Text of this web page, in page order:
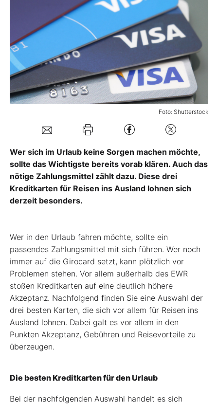
Mein B:O
Mein Konto
Folgen Sie uns
Foto: Shutterstock
Wer sich im Urlaub keine Sorgen machen möchte,
sollte das Wichtigste bereits vorab klären. Auch das
nötige Zahlungsmittel zählt dazu. Diese drei
Kreditkarten für Reisen ins Ausland lohnen sich
derzeit besonders.
Wer in den Urlaub fahren möchte, sollte ein
passendes Zahlungsmittel mit sich führen. Wer noch
immer auf die Girocard setzt, kann plötzlich vor
Problemen stehen. Vor allem außerhalb des EWR
stoßen Kreditkarten auf eine deutlich höhere
Akzeptanz. Nachfolgend finden Sie eine Auswahl der
drei besten Karten, die sich vor allem für Reisen ins
Ausland lohnen. Dabei galt es vor allem in den
Punkten Akzeptanz, Gebühren und Reisevorteile zu
überzeugen.
Die besten Kreditkarten für den Urlaub
Bei der nachfolgenden Auswahl handelt es sich